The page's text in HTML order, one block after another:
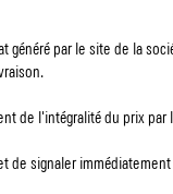
généré par le site de la
de l'intégralité du prix par
de signaler